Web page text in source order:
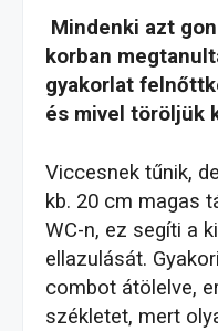
Mindenki azt
korban
gyakorlat
és mivel töröljük
Viccesnek tűnik,
kb. 20 cm magas
WC-n, ez segíti a
ellazulását.
combot átölelve,
székletet, mert